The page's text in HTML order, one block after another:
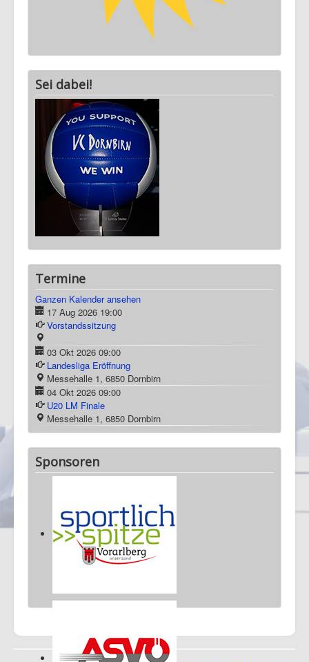
Ausstattung
Termine
Ganzen Kalender ansehen
17 Aug 2026 19:00
Vorstandssitzung
03 Okt 2026 09:00
Landesliga Eröffnung
Messehalle 1, 6850 Dornbirn
04 Okt 2026 09:00
U20 LM Finale
Messehalle 1, 6850 Dornbirn
Sponsoren
Impressum|Nutzungsbestimmungen